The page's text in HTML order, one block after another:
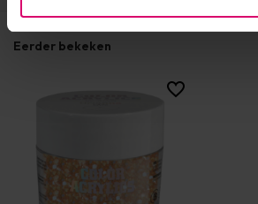
Eerder bekeken